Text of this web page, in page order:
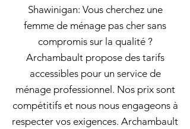
Shawinigan: Vous cherchez une
femme de ménage pas cher sans
compromis sur la qualité ?
Archambault propose des tarifs
accessibles pour un service de
ménage professionnel. Nos prix sont
compétitifs et nous nous engageons à
respecter vos exigences. Archambault